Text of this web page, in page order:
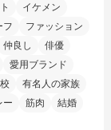
イケメン
フ
ファッション
仲良し
俳優
愛用ブランド
有名人の家族
ー 筋肉
結婚